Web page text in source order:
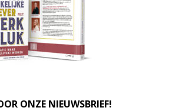
ONZE NIEUWSBRIEF!